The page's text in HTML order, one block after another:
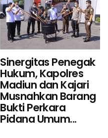
Sinergitas Penegak
Hukum, Kapolres
Madiun dan Kajari
Musnahkan Barang
Bukti Perkara
Pidana Umum...